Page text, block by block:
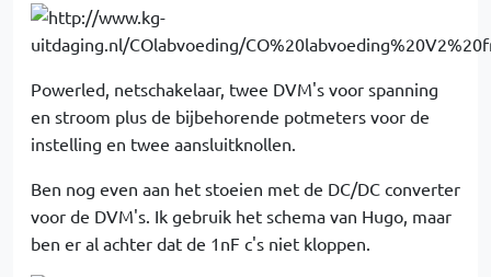
Powerled, netschakelaar, twee DVM's voor spanning
en stroom plus de bijbehorende potmeters voor de
instelling en twee aansluitknollen.
Ben nog even aan het stoeien met de DC/DC converter
voor de DVM's. Ik gebruik het schema van Hugo, maar
ben er al achter dat de 1nF c's niet kloppen.